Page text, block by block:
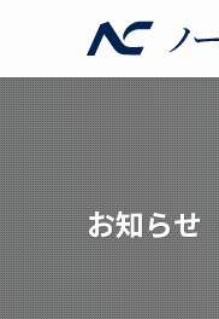
お知らせ